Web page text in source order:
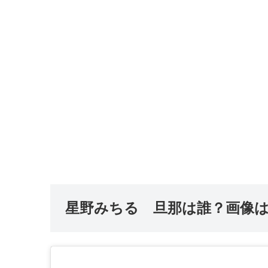
星野みちる 旦那は誰？画像